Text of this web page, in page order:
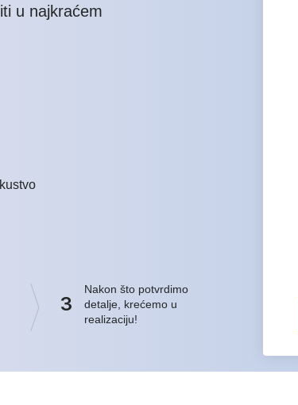
u najkraćem
3
Nakon što potvrdimo
detalje, krećemo u
realizaciju!